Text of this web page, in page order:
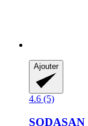
Ajouter
4.6 (5)
SODASAN